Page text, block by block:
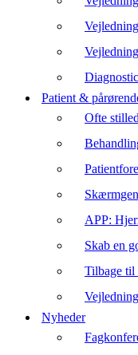
Patient &
Ofte
APP:
Skab en
Tilbage til
Nyheder